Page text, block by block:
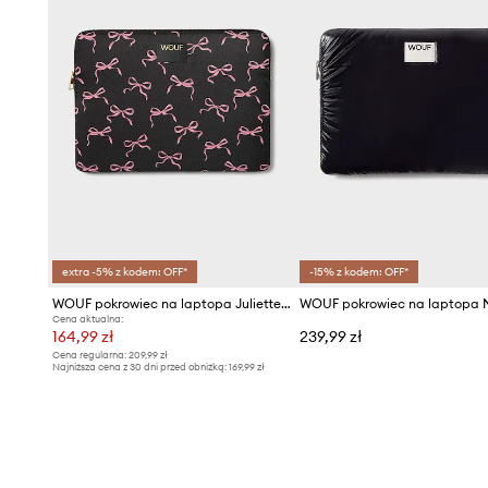
extra -5% z kodem: OFF*
WOUF pokrowiec na laptopa Juliette 13"& 14"
Cena aktualna:
164,99 zł
Cena regularna: 209,99 zł
Najniższa cena z 30 dni przed obniżką: 169,99 zł
-15% z kodem: OFF*
239,99 zł